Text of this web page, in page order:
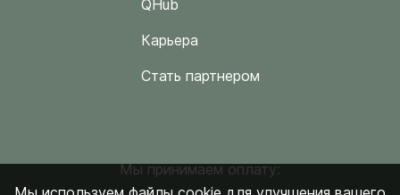
QHub
Карьера
Стать партнером
Мы принимаем оплату: